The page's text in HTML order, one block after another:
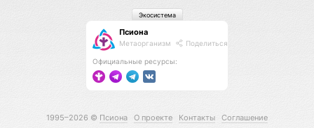
Псиона
Метаорганизм Поделиться
Официальные ресурсы:
Экосистема
1995–2026 © Псиона О проекте Контакты Соглашение